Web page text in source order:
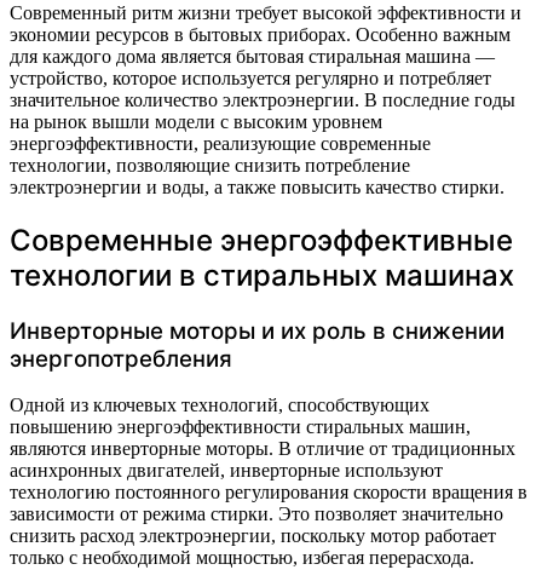
Современный ритм жизни требует высокой эффективности и
экономии ресурсов в бытовых приборах. Особенно важным
для каждого дома является бытовая стиральная машина —
устройство, которое используется регулярно и потребляет
значительное количество электроэнергии. В последние годы
на рынок вышли модели с высоким уровнем
энергоэффективности, реализующие современные
технологии, позволяющие снизить потребление
электроэнергии и воды, а также повысить качество стирки.
Современные энергоэффективные
технологии в стиральных машинах
Инверторные моторы и их роль в снижении
энергопотребления
Одной из ключевых технологий, способствующих
повышению энергоэффективности стиральных машин,
являются инверторные моторы. В отличие от традиционных
асинхронных двигателей, инверторные используют
технологию постоянного регулирования скорости вращения в
зависимости от режима стирки. Это позволяет значительно
снизить расход электроэнергии, поскольку мотор работает
только с необходимой мощностью, избегая перерасхода.